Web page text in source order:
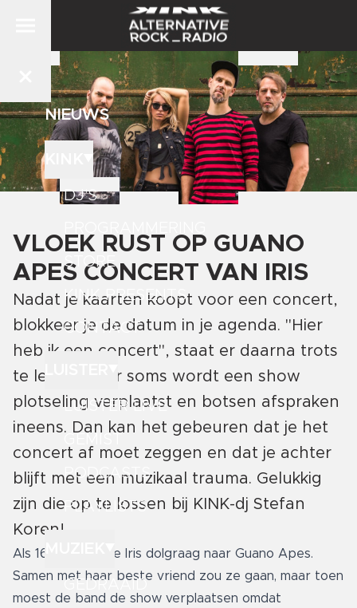
NIEUWS
DJ'S
STORE
KINK PRESENTS
CONTACT
LUISTER LIVE
PODCASTS
PLAYLISTS
GEDRAAID
VLOEK RUST OP GUANO
APES CONCERT VAN IRIS
Nadat je kaarten koopt voor een concert,
blokkeer je de datum in je agenda. "Hier
heb ik een concert", staat er daarna trots
te lezen. Maar soms wordt een show
plotseling verplaatst en botsen afspraken
ineens. Dan kan het gebeuren dat je het
concert af moet zeggen en dat je achter
blijft met een muzikaal trauma. Gelukkig
zijn die op te lossen bij KINK-dj Stefan
Koren!
Als 16-jarige wilde Iris dolgraag naar Guano Apes.
Samen met haar beste vriend zou ze gaan, maar toen
moest de band de show verplaatsen omdat